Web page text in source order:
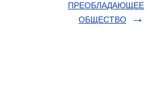
ПРЕОБЛАДАЮЩЕЕ
ОБЩЕСТВО